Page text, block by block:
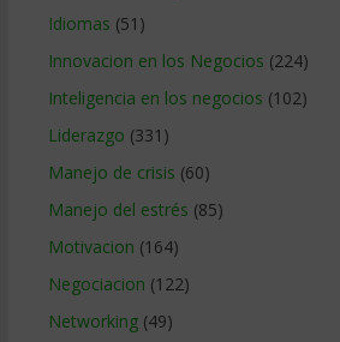
Idiomas (51)
Innovacion en los Negocios (224)
Inteligencia en los negocios (102)
Liderazgo (331)
Manejo de crisis (60)
Manejo del estrés (85)
Motivacion (164)
Negociacion (122)
Networking(49)